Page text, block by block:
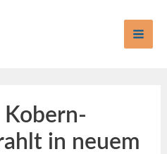
Main
Kobern-
in neuem